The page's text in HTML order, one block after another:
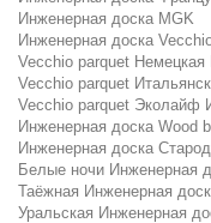
Инженерная доска MGK
Инженерная доска
Vecchio parquet
Vecchio parquet
Vecchio parquet Эколайф
Инженерная доска Wood
Инженерная доска
Белые ночи Инженерная
Таёжная Инженерная
Уральская Инженерная